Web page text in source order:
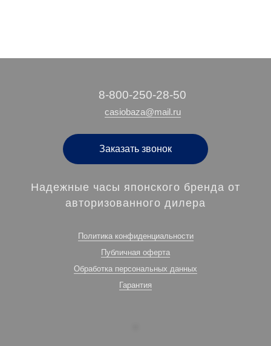
‭8-800-250-28-50
casiobaza@mail.ru
Заказать звонок
Надежные часы японского бренда от
авторизованного дилера
Политика конфиденциальности
Публичная оферта
Обработка персональных данных
Гарантия